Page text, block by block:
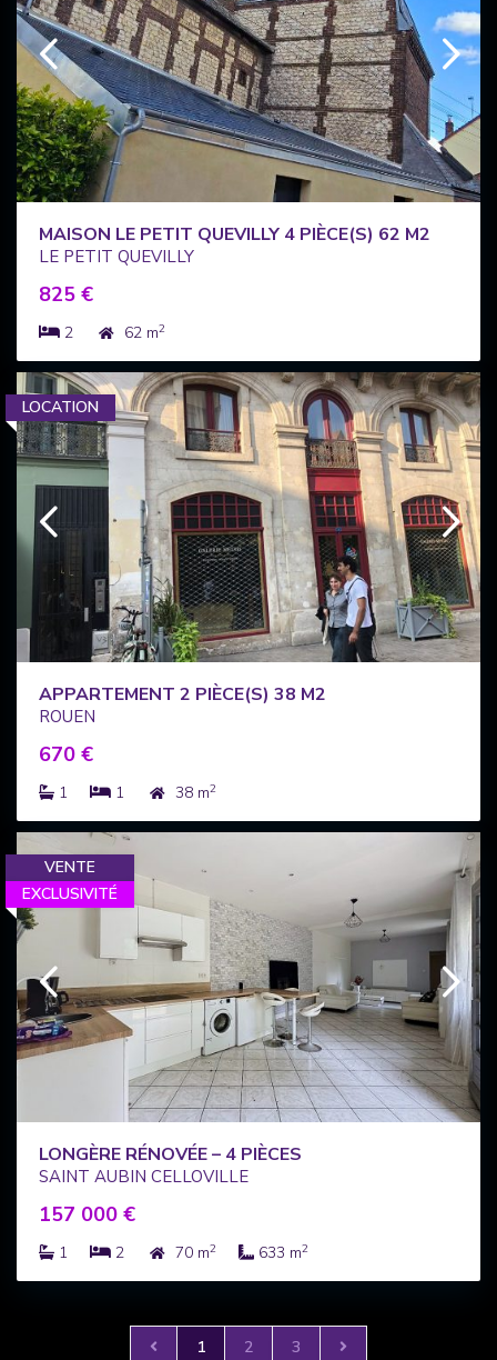
MAISON LE PETIT QUEVILLY 4 PIÈCE(S) 62 M2
LE PETIT QUEVILLY
825 €
2 62 m2
LOCATION
APPARTEMENT 2 PIÈCE(S) 38 M2
ROUEN
670 €
1 1 38 m2
VENTE
EXCLUSIVITÉ
LONGÈRE RÉNOVÉE – 4 PIÈCES
SAINT AUBIN CELLOVILLE
157 000 €
1 2 70 m2 633 m2
1 2 3